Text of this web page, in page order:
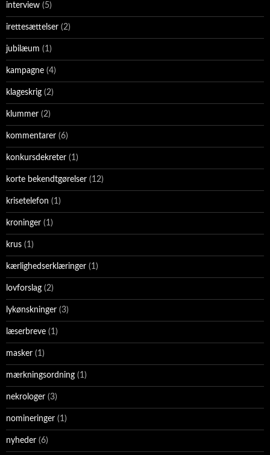
interview (5)
irettesættelser (2)
jubilæum (1)
kampagne (4)
klageskrig (2)
klummer (2)
kommentarer (6)
konkursdekreter (1)
korte bekendtgørelser (12)
krisetelefon (1)
kroninger (1)
krus (1)
kærlighedserklæringer (1)
lovforslag (2)
lykønskninger (3)
læserbreve (1)
masker (1)
mærkningsordning (1)
nekrologer (3)
nomineringer (1)
nyheder (6)